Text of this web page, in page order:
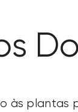
às plantas